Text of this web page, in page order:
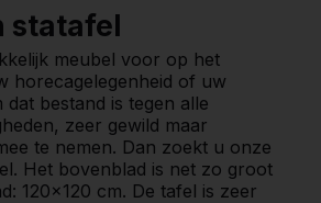
statafel
meubel voor op het
horecagelegenheid of uw
dat bestand is tegen alle
zeer gewild maar
te nemen. Dan zoekt u onze
Het bovenblad is net zo groot
120x120 cm. De tafel is zeer